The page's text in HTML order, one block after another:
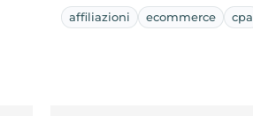
affiliazioni ecommerce cpa